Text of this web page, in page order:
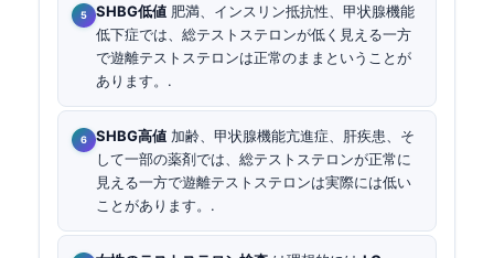
SHBG低値 肥満、インスリン抵抗性、甲状腺機能
低下症では、総テストステロンが低く見える一方
で遊離テストステロンは正常のままということが
あります。.
SHBG高値 加齢、甲状腺機能亢進症、肝疾患、そ
して一部の薬剤では、総テストステロンが正常に
見える一方で遊離テストステロンは実際には低い
ことがあります。.